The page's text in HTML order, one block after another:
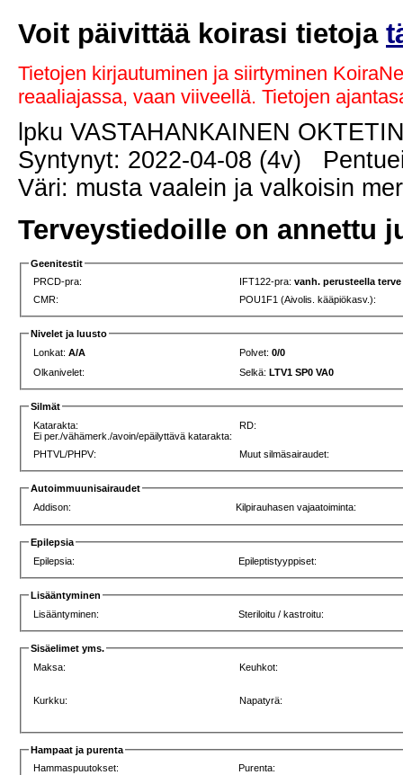
Voit päivittää koirasi tietoja
Tietojen kirjautuminen ja siirtyminen
reaaliajassa, vaan viiveellä. Tietojen
lpku VASTAHANKAINEN
Syntynyt: 2022-04-08 (4v)
Väri: musta vaalein ja valkoisin
Terveystiedoille on annettu
Geenitestit
PRCD-pra:
IFT122-pra:vanh. perusteella terve
CMR:
POU1F1 (Aivolis. kääpiökasv.):
Nivelet ja luusto
Lonkat:A/A Polvet:0/0
Olkanivelet:
Selkä:LTV1 SP0 VA0
Silmät
Katarakta:
Ei per./vähämerk./avoin/epäilyttävä katarakta:
RD:
PHTVL/PHPV: Muut silmäsairaudet:
Autoimmuunisairaudet
Addison:
Kilpirauhasen vajaatoiminta:
Epilepsia
Epilepsia:
Epileptistyyppiset:
Lisääntyminen
Lisääntyminen:
Steriloitu / kastroitu:
Sisäelimet yms.
Maksa:
Keuhkot:
Kurkku: Napatyrä:
Hampaat ja purenta
Hammaspuutokset:
Purenta: